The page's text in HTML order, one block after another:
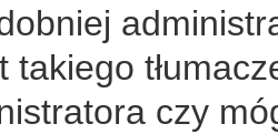
takiego
czy